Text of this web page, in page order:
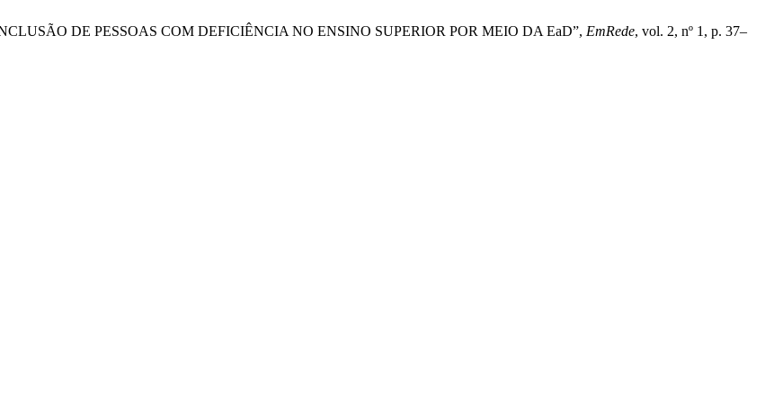
DE PESSOAS COM DEFICIÊNCIA NO ENSINO SUPERIOR POR MEIO DA EaD”, EmRede, vol. 2, nº 1, p. 37–